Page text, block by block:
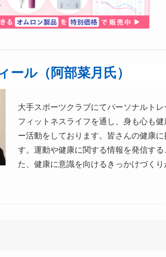
ール（阿部菜月氏）
大手スポーツクラブにてパーソナルト
フィットネスライフを通し、身も心も
ー活動をしております。皆さんの健康
す。運動や健康に関する情報を発信す
た、健康に意識を向けるきっかけづくり